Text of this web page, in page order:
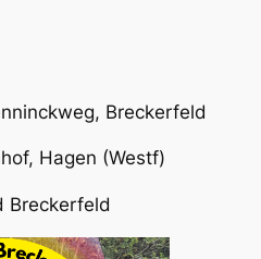
Breckerfeld
Hagen (Westf)
Breckerfeld